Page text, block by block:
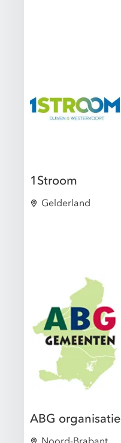
1Stroom
Gelderland
ABG organisatie